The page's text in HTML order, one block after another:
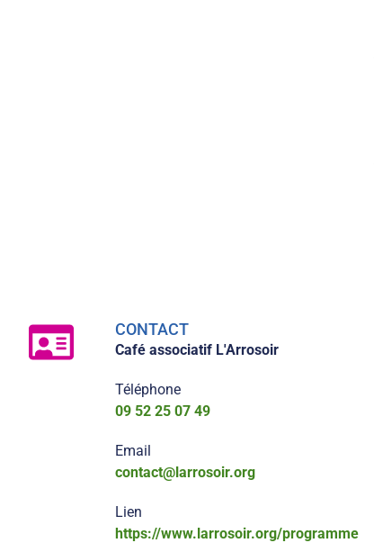
CONTACT
Café associatif L'Arrosoir
Téléphone
09 52 25 07 49
Email
contact@larrosoir.org
Lien
https://www.larrosoir.org/programme